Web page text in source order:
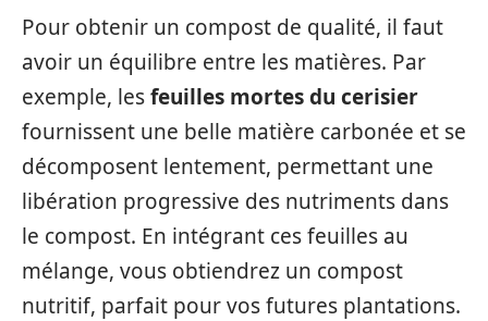
Pour obtenir un compost de qualité, il faut
avoir un équilibre entre les matières. Par
exemple, lesfeuilles mortes du cerisier
fournissent une belle matière carbonée et se
décomposent lentement, permettant une
libération progressive des nutriments dans
le compost. En intégrant ces feuilles au
mélange, vous obtiendrez un compost
nutritif, parfait pour vos futures plantations.